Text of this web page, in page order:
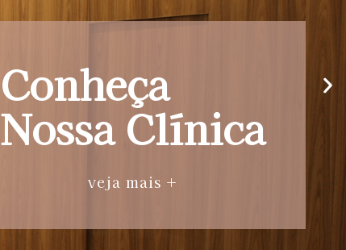
Conheça
Nossa Clínica
veja mais +